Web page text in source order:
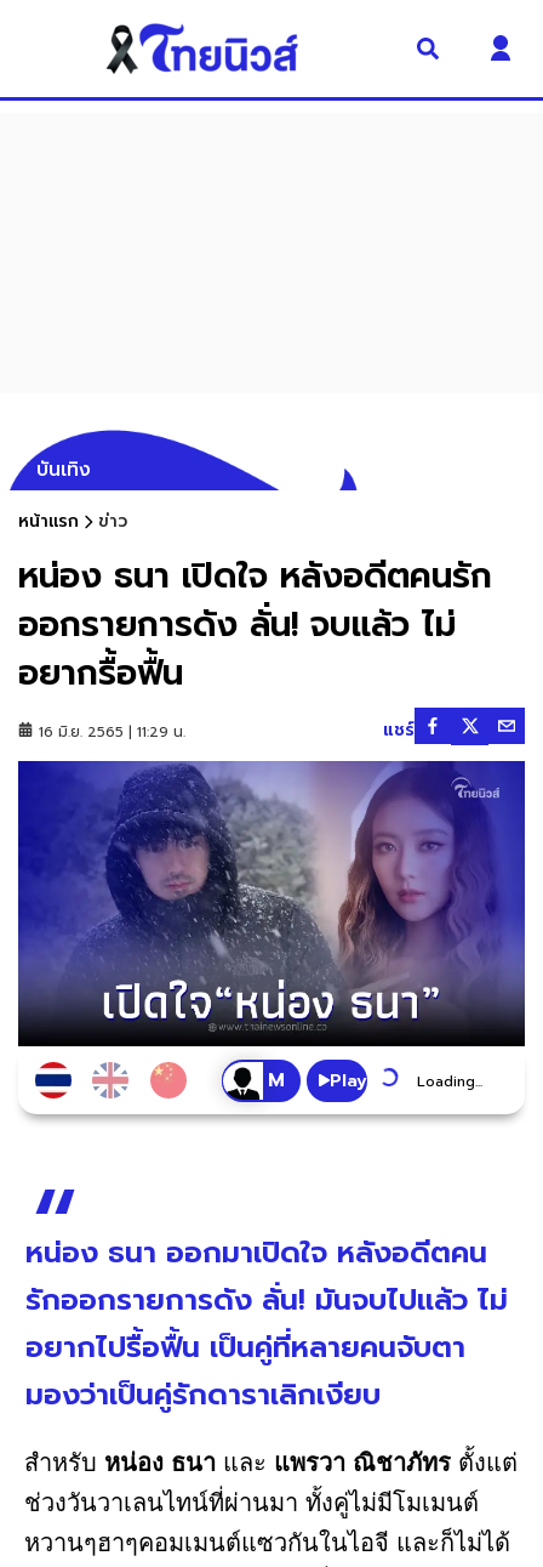
บันเทิง
หน้าแรก ข่าว
หน่อง ธนา เปิดใจ หลังอดีตคนรัก
ออกรายการดัง ลั่น! จบแล้ว ไม่
อยากรื้อฟื้น
16 มิ.ย. 2565 | 11:29 น. แชร์
Play Loading...
หน่อง ธนา ออกมาเปิดใจ หลังอดีตคน
รักออกรายการดัง ลั่น! มันจบไปแล้ว ไม่
อยากไปรื้อฟื้น เป็นคู่ที่หลายคนจับตา
มองว่าเป็นคู่รักดาราเลิกเงียบ
สำหรับ หน่อง ธนา และ แพรวา ณิชาภัทร ตั้งแต่
ช่วงวันวาเลนไทน์ที่ผ่านมา ทั้งคู่ไม่มีโมเมนต์
หวานๆฮาๆคอมเมนต์แซวกันในไอจี และก็ไม่ได้